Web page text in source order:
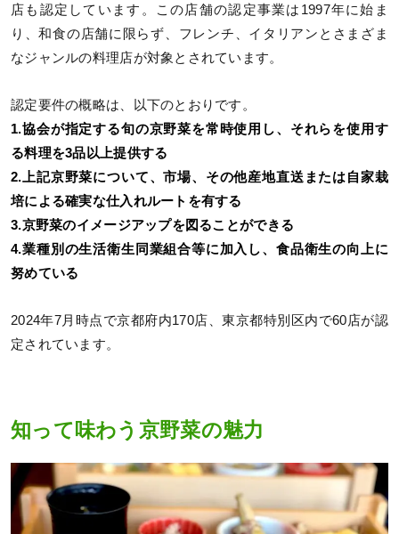
店も認定しています。この店舗の認定事業は1997年に始ま
り、和食の店舗に限らず、フレンチ、イタリアンとさまざま
なジャンルの料理店が対象とされています。
認定要件の概略は、以下のとおりです。
1.協会が指定する旬の京野菜を常時使用し、それらを使用す
る料理を3品以上提供する
2.上記京野菜について、市場、その他産地直送または自家栽
培による確実な仕入れルートを有する
3.京野菜のイメージアップを図ることができる
4.業種別の生活衛生同業組合等に加入し、食品衛生の向上に
努めている
2024年7月時点で京都府内170店、東京都特別区内で60店が認
定されています。
知って味わう京野菜の魅力